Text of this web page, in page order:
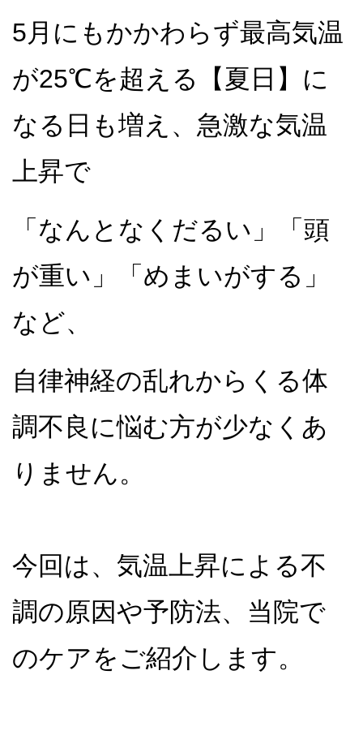
5月にもかかわらず最高気温
が25℃を超える【夏日】に
なる日も増え、急激な気温
上昇で
「なんとなくだるい」「頭
が重い」「めまいがする」
など、
自律神経の乱れからくる体
調不良に悩む方が少なくあ
りません。
今回は、気温上昇による不
調の原因や予防法、当院で
のケアをご紹介します。